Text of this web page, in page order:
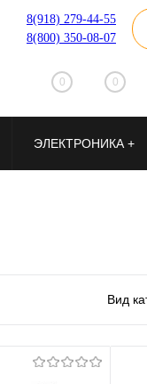
8(918) 279-44-55
8(800) 350-08-07
0 0
ЭЛЕКТРОНИКА +
Вид